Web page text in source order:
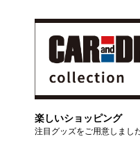
楽しいショッピング
注目グッズをご用意しまし